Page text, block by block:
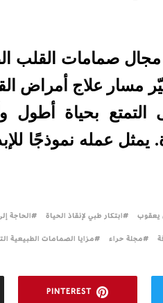
صمامات القلب
مسار علاج أمراض
التمتع بحياة
يمثل عمله نموذجًا
يعقوب ابتكار طبي لإنقاذ الحياة الحاجة
مجلة حراء مزايا الصمامات الطبيعية
PINTEREST